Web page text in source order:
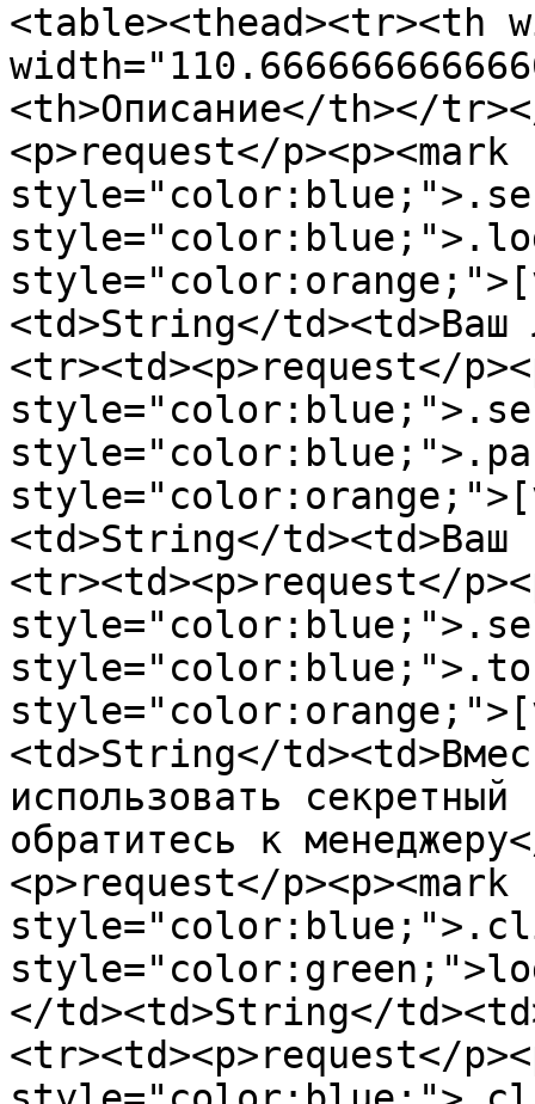
<table><thead><tr><th
<th>Описание</th></
<p>request</p><p><mark
<td>String</td><td>Ваш
<tr><td><p>request</
<td>String</td><td>Ваш
<tr><td><p>request</
<td>String</
использовать
обратитесь к
<p>request</p><p><mark
</td><td>String</
<tr><td><p>request</